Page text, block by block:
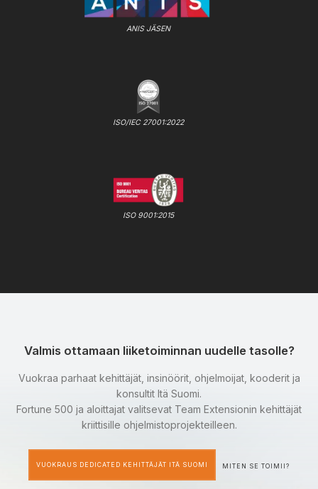
ANIS JÄSEN
ISO/IEC 27001:2022
ISO 9001:2015
Valmis ottamaan liiketoiminnan uudelle tasolle?
Vuokraa parhaat kehittäjät, insinöörit, ohjelmoijat, kooderit ja
konsultit Itä Suomi.
Fortune 500 ja aloittajat valitsevat Team Extensionin kehittäjät
kriittisille ohjelmistoprojekteilleen.
VUOKRAUS DEDICATED KEHITTÄJÄT ITÄ SUOMI MITEN SE TOIMII?